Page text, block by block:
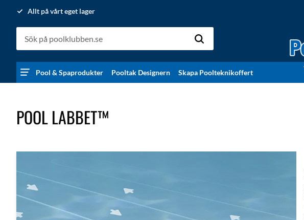
Allt på vårt eget lager
Pool & Spaprodukter Pooltak Designern Skapa Poolteknikoffert
POOL LABBET™